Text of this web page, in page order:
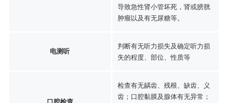
导致急性肾小管坏死，肾或膀胱
肿瘤以及有无尿糖等。
电测听
判断有无听力损失及确定听力损
失的程度、部位、性质等
口腔检查
检查有无龋齿、残根、缺齿、义
齿；口腔黏膜及腺体有无异常；